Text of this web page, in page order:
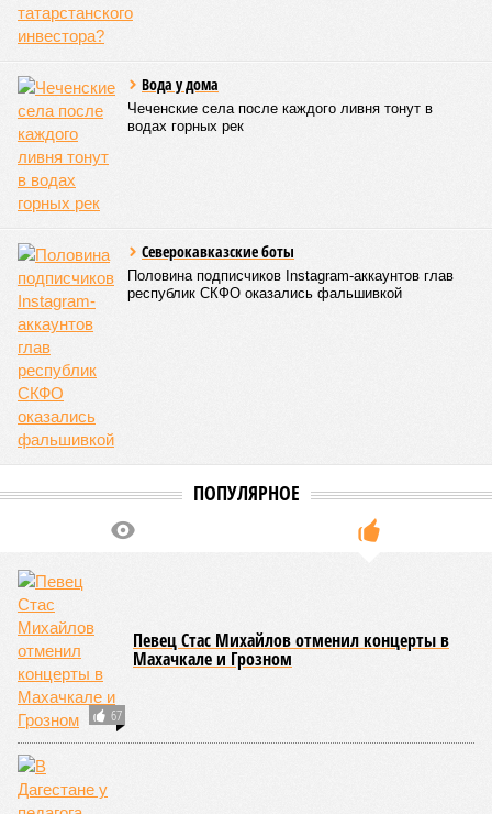
Эти данные
В масштабах всей страны картина также выглядит
тревожно: за первое полугодие общее количество
несовершеннолетних преступников увеличилось по
сравнению с аналогичным периодом минувшего года на 945
человек и достигло отметки в 11,4 тысячи.
нарушителей закона выросло с одного до шести, в
Чеченской Республике, где годом ранее таковых не было
вовсе, теперь зафиксировано восемь случаев, а в
Пензенской области показатель и вовсе подскочил с 39 до
87 человек.
Наибольший абсолютный прирост подростковой
преступности зафиксирован в трёх федеральных округах.
В Северо-Западном федеральном округе количество таких
Приволжском – с 2,2 до 2,3 тысячи, а в Центральном – с 1,8
федеральных округах ведомство зафиксировало снижение
показателя – до 1,1 тысячи в каждом из этих
макрорегионов.
Ранее сообщалось, что по итогам 2025 года Кабардино-
Балкарская Республика относилась к числу наиболее
благополучных субъектов Федерации: там на 10 тысяч
жителей приходилось в среднем 69,2 преступления, и с
таким показателем регион входил в пятёрку субъектов РФ
с самой низкой преступностью. Нынешний же трёхкратный